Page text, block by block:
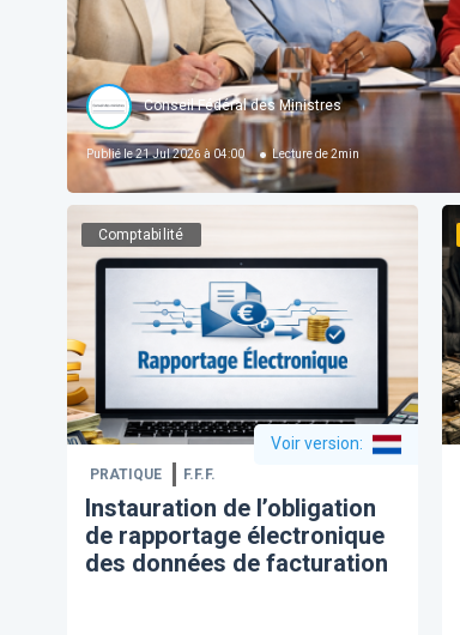
Conseil Fédéral des Ministres
Publié le21 Jul 2026 à 04:00 Lecture de 2min
Comptabilité
Voir version:
PRATIQUE F.F.F.
Instauration de l’obligation
de rapportage électronique
des données de facturation